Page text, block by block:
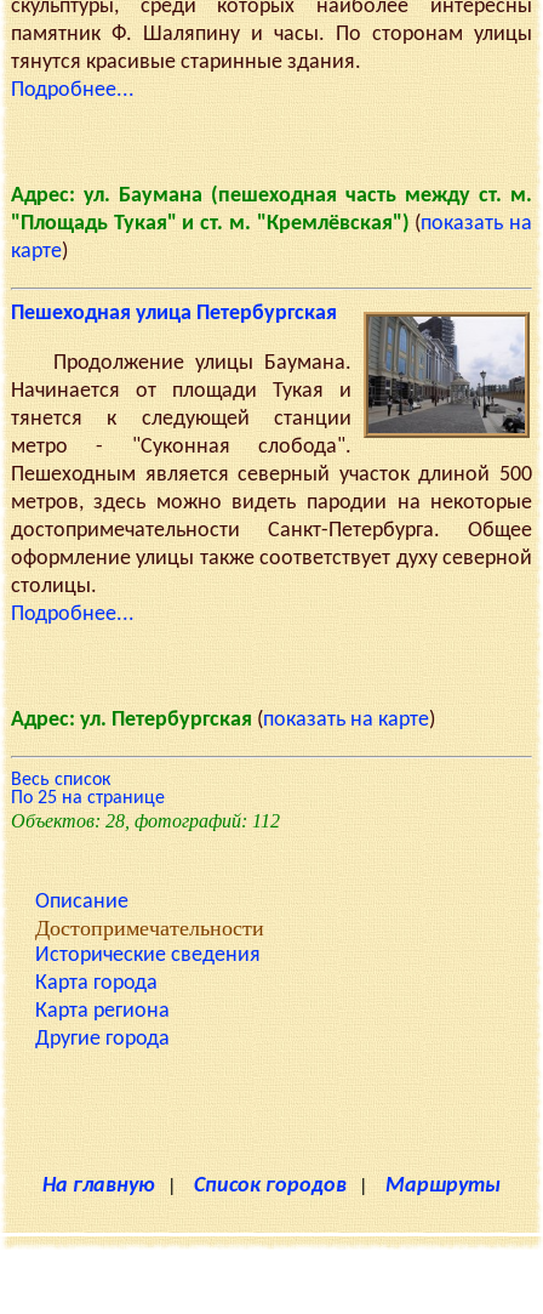
скульптуры, среди которых наиболее интересны
памятник Ф. Шаляпину и часы. По сторонам улицы
тянутся красивые старинные здания.
Подробнее...
Адрес: ул. Баумана (пешеходная часть между ст. м.
"Площадь Тукая" и ст. м. "Кремлёвская") (показать на
карте)
Пешеходная улица Петербургская
Продолжение улицы Баумана.
Начинается от площади Тукая и
тянется к следующей станции
метро - "Суконная слобода".
Пешеходным является северный участок длиной 500
метров, здесь можно видеть пародии на некоторые
достопримечательности Санкт-Петербурга. Общее
оформление улицы также соответствует духу северной
столицы.
Подробнее...
Адрес: ул. Петербургская (показать на карте)
Весь список
По 25 на странице
Объектов: 28, фотографий: 112
Описание
Достопримечательности
Исторические сведения
Карта города
Карта региона
Другие города
На главную | Список городов |Маршруты